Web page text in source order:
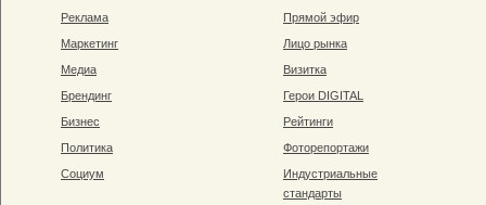
Реклама
Маркетинг
Медиа
Брендинг
Бизнес
Политика
Социум
Прямой эфир
Лицо рынка
Визитка
Герои DIGITAL
Рейтинги
Фоторепортажи
Индустриальные
стандарты